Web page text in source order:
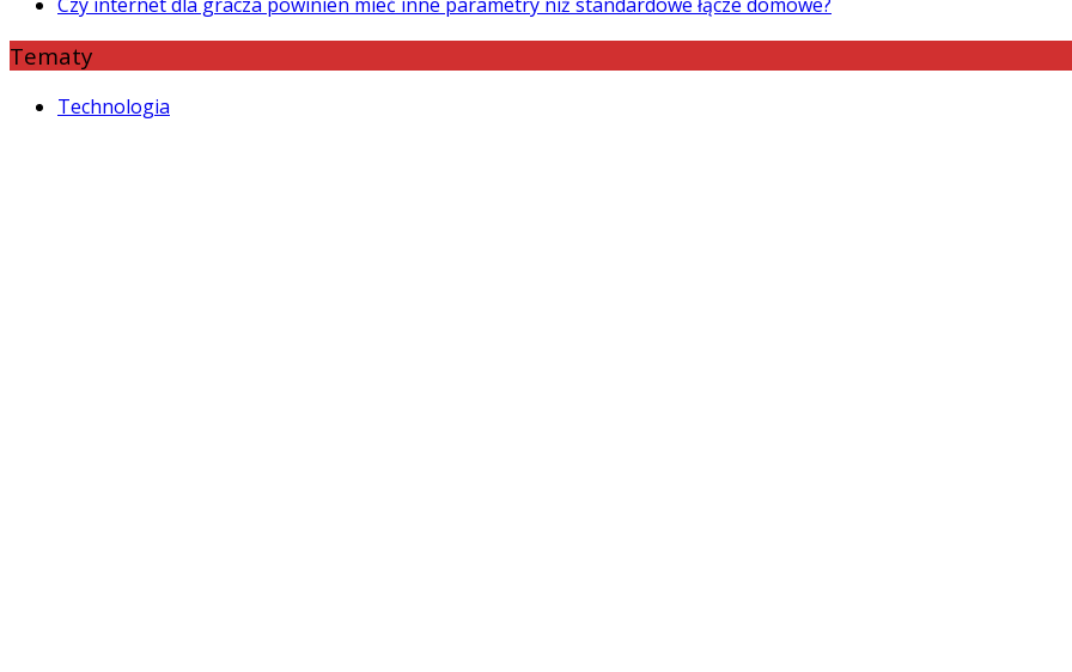
Tematy
Technologia